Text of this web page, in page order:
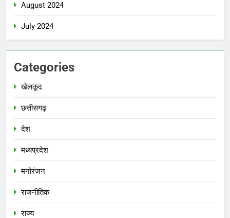
August 2024
July 2024
Categories
खेलकूद
छत्तीसगढ़
देश
मध्‍यप्रदेश
मनोरंजन
राजनीतिक
राज्य